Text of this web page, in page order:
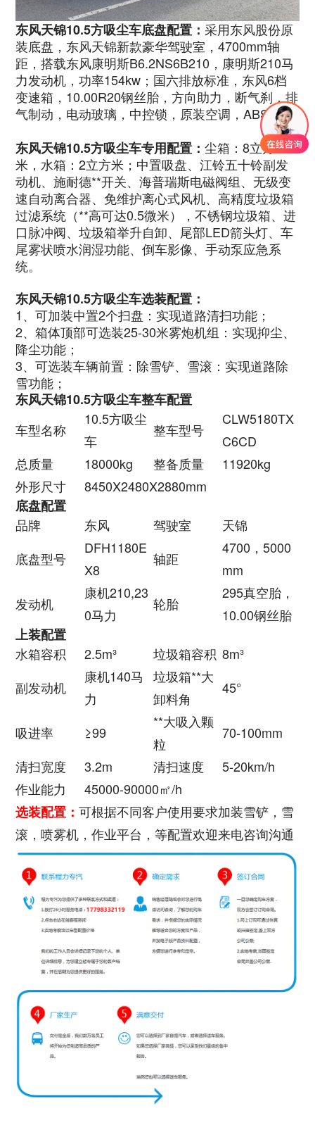
东风天锦10.5方吸尘车底盘配置：采用东风股份原
装底盘，东风天锦新款豪华驾驶室，4700mm轴
距，搭载东风康明斯B6.2NS6B210，康明斯210马
力发动机，功率154kw；国六排放标准，东风6档
变速箱，10.00R20钢丝胎，方向助力，断气刹，排
气制动，电动玻璃，中控锁，原装空调，ABS。
东风天锦10.5方吸尘车专用配置：尘箱：8立方
米，水箱：2立方米；中置吸盘、江铃五十铃副发
动机、施耐德**开关、海普瑞斯电磁阀组、无级变
速自动离合器、免维护离心式风机、高精度垃圾箱
过滤系统（**高可达0.5微米），不锈钢垃圾箱、进
口脉冲阀、垃圾箱举升自卸、尾部LED箭头灯、车
尾雾状喷水润湿功能、倒车影像、手动泵应急系
统。
东风天锦10.5方吸尘车选装配置：
1、可加装中置2个扫盘：实现道路清扫功能；
2、箱体顶部可选装25-30米雾炮机组：实现抑尘、
降尘功能；
3、可选装车辆前置：除雪铲、雪滚：实现道路除
雪功能；
东风天锦10.5方吸尘车整车配置
车型名称
10.5方吸尘
车
整车型号
CLW5180TX
C6CD
总质量
18000kg 整备质量
11920kg
外形尺寸
8450X2480X2880mm
底盘配置
品牌
东风 驾驶室
天锦
底盘型号
DFH1180E
X8
轴距
4700，5000
mm
发动机
康机210,23
0马力
轮胎
295真空胎，
10.00钢丝胎
上装配置
水箱容积
2.5m³ 垃圾箱容积 8m³
副发动机
康机140马
力
垃圾箱**大
卸料角
45°
吸进率 ≥99
**大吸入颗
粒
70-100mm
清扫宽度
3.2m 清扫速度
5-20km/h
作业能力
45000-90000㎡/h
选装配置：可根据不同客户使用要求加装雪铲，雪
滚，喷雾机，作业平台，等配置欢迎来电咨询沟通